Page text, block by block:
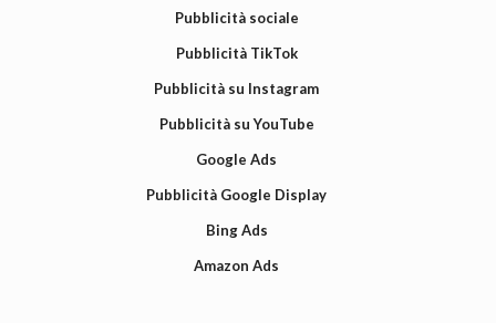
Pubblicità sociale
Pubblicità TikTok
Pubblicità su Instagram
Pubblicità su YouTube
Google Ads
Pubblicità Google Display
Bing Ads
Amazon Ads